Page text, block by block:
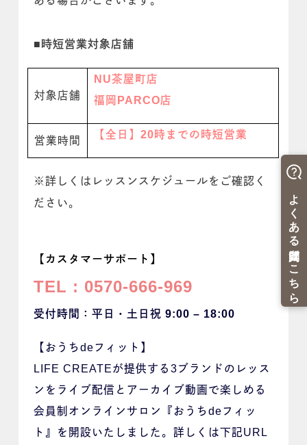
■時短営業対象店舗
対象店舗
NU茶屋町店
福岡PARCO店
営業時間
【全日 】20時までの時短営業
※詳しくはレッスンスケジュールをご確認く
ださい。
【カスタマーサポート】
TEL : 0570-666-969
受付時間：平日・ 土日祝 9:00 – 18:00
【おうちdeフィット】
LIFE CREATEが提供する3ブランドのレッス
ンをライブ配信とアーカイブ動画で楽しめる
会員制オンラインサロン『おうちdeフィッ
ト』を開設いたしました。詳しくは下記URL